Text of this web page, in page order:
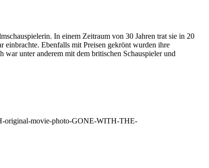
In einem Zeitraum von 30 Jahren trat sie in 20
einbrachte. Ebenfalls mit Preisen gekrönt wurden ihre
unter anderem mit dem britischen Schauspieler und
original-movie-photo-GONE-WITH-THE-